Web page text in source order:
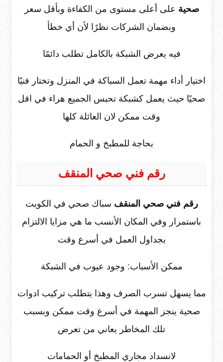
صحية على أعلى مستوى من الكفاءة وبأقل سعر
وبضمان الشركات نظرًا لأن أي خطأ
فيه يعرض الشبكة بالكامل تطلب دائمًا
اختيار أداء مهمة تعمل السباكة في المنزل وتختار فنيًا
صحيًا حيث يعمل كشبكة تحبس الجميع هراء في اقل
وقت ممكن لان العائلة كلها
بحاجة للمطبخ و الحمام
رقم فني صحي المنقف
رقم فني صحي المنقف سباك صحي في الكويت
باستمرار وفي المكان الأنسب ما هي مزايا الالتزام
بجداول العمل في أسرع وقت
ممكن الأسباب: وجود عيوب في الشبكة
مما يسهل تسرب الصرف وهذا يتطلب تركيب ادوات
صحية ينجز المهمة في أسرع وقت ممكن وبسبب
تلك المخاطر يعاني من تعرض
لانسداد مجاري المطبخ أو الحمامات